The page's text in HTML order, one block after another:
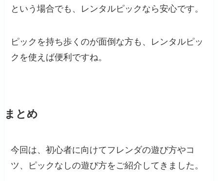
という場合でも、レンタルピックなら安心です。
ピックを持ち歩くのが面倒な方も、レンタルピッ
クを使えば便利ですね。
まとめ
今回は、初心者に向けてフレンダの遊び方やコ
ツ、ピックなしの遊び方をご紹介してきました。